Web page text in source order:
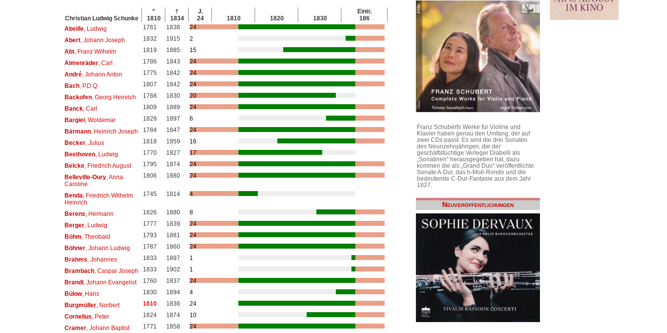
Christian Ludwig Schunke
*
1810
†
1834
J.
24
1810 1820 1830
Eintr.
186
Abeille, Ludwig 1761 1838
24
Abert, Johann Joseph 1832 1915
2
Abt, Franz Wilhelm 1819 1885
15
Almenräder, Carl 1786 1843
24
André, Johann Anton 1775 1842
24
Bach, P.D.Q. 1807 1842
24
Backofen, Georg Heinrich 1768 1830
20
Banck, Carl 1809 1889
24
Bargiel, Woldemar 1828 1897
6
Bärmann, Heinrich Joseph 1784 1847
24
Becker, Julius 1818 1859
16
Beethoven, Ludwig 1770 1827
17
Belcke, Friedrich August 1795 1874
24
Belleville-Oury, Anna
Caroline
1806 1880 24
Benda , Friedrich Wilhelm
Heinrich
1745 1814 4
Berens , Hermann 1826 1880
8
Berger, Ludwig 1777 1839
24
Böhm , Theobald 1793 1881
24
Böhner, Johann Ludwig 1787 1860
24
Brahms , Johannes 1833 1897
1
Brambach, Caspar Joseph 1833 1902
1
Brandl, Johann Evangelist 1760 1837
24
Bülow, Hans 1830 1894
4
Burgmüller, Norbert 1810 1836
24
Cornelius , Peter 1824 1874
10
Cramer, Johann Baptist 1771 1858
24
Franz Schuberts Werke für Violine und
Klavier haben genau den Umfang, der auf
zwei CDs passt. Es sind die drei Sonaten
des Neunzehnjährigen, die der
geschäftstüchtige Verleger Diabelli als
„Sonatinen“ herausgegeben hat, dazu
kommen die als „Grand Duo“ veröffentlichte
Sonate A-Dur, das h-Moll-Rondo und die
bedeutende C-Dur-Fantasie aus dem Jahr
1827.
Neuveröffentlichungen